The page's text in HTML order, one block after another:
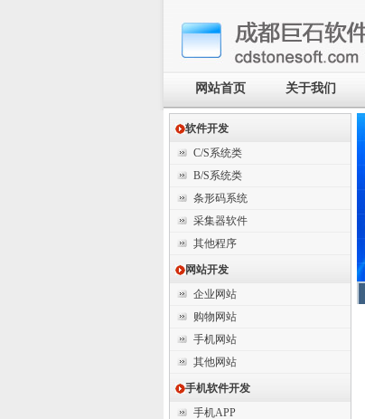
网站首页 关于我们
软件开发
C/S系统类
B/S系统类
条形码系统
采集器软件
其他程序
网站开发
企业网站
购物网站
手机网站
其他网站
手机软件开发
手机APP